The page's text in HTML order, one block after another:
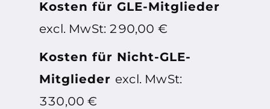
Kosten für GLE-Mitglieder
excl. MwSt: 290,00 €
Kosten für Nicht-GLE-
Mitglieder excl. MwSt:
330,00 €